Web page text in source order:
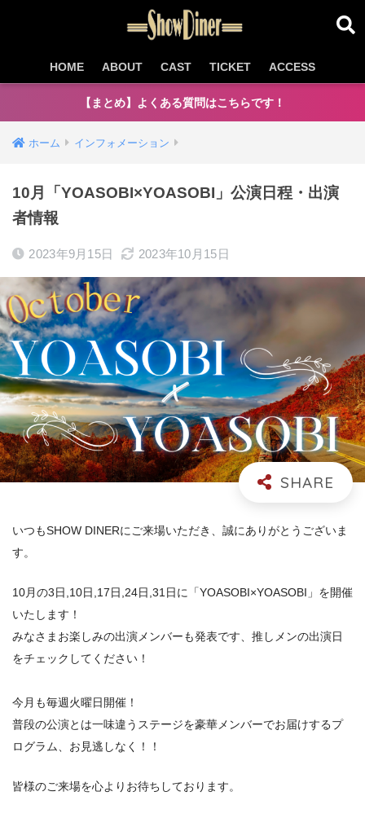
HOME ABOUT CAST TICKET ACCESS
【まとめ】よくある質問はこちらです！
ホーム インフォメーション
10月「YOASOBI×YOASOBI」公演日程・出演
者情報
2023年9月15日 2023年10月15日
いつもSHOW DINERにご来場いただき、誠にありがとうございま
す。
10月の3日,10日,17日,24日,31日に「YOASOBI×YOASOBI」を開催
いたします！
みなさまお楽しみの出演メンバーも発表です、推しメンの出演日
をチェックしてください！
今月も毎週火曜日開催！
普段の公演とは一味違うステージを豪華メンバーでお届けするプ
ログラム、お見逃しなく！！
皆様のご来場を心よりお待ちしております。